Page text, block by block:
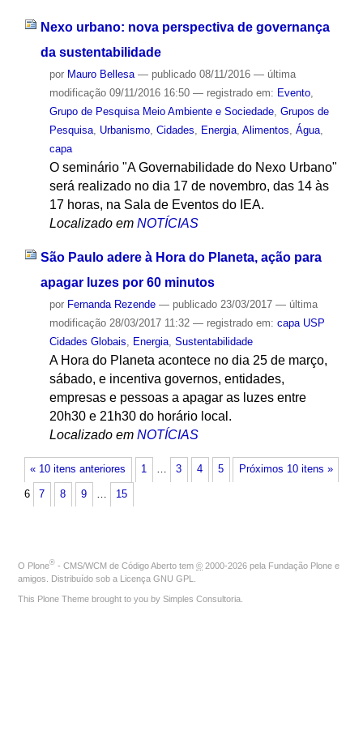
Nexo urbano: nova perspectiva de governança
da sustentabilidade
por Mauro Bellesa — publicado08/11/2016 — última
modificação09/11/2016 16:50 — registrado em: Evento,
Grupo de Pesquisa Meio Ambiente e Sociedade, Grupos de
Pesquisa, Urbanismo, Cidades Energia, Alimentos Água,
capa
O seminário "A Governabilidade do Nexo Urbano"
será realizado no dia 17 de novembro, das 14 às
17 horas, na Sala de Eventos do IEA.
Localizado em NOTÍCIAS
São Paulo adere à Hora do Planeta, ação para
apagar luzes por 60 minutos
por Fernanda Rezende — publicado23/03/2017 — última
modificação28/03/2017 11:32 — registrado em: capa USP
Cidades Globais, Energia, Sustentabilidade
A Hora do Planeta acontece no dia 25 de março,
sábado, e incentiva governos, entidades,
empresas e pessoas a apagar as luzes entre
20h30 e 21h30 do horário local.
Localizado em NOTÍCIAS
« 10 itens anteriores Próximos 10 itens »
1 … 3 4 5
6 7 8 9 … 15
O Plone® - CMS/WCM de Código Aberto tem © 2000-2026 pela Fundação Plone e
amigos. Distribuído sob a Licença GNU GPL
This Plone Theme brought to you by Simples Consultoria